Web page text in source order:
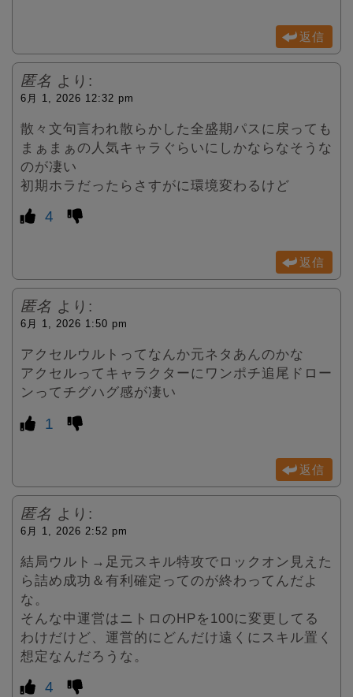
返信
匿名 より:
6月 1, 2026 12:32 pm
散々文句言われ散らかした全盛期パスに戻っても
まぁまぁの人気キャラぐらいにしかならなそうな
のが凄い
初期ホラだったらさすがに環境変わるけど
4
返信
匿名 より:
6月 1, 2026 1:50 pm
アクセルウルトってなんか元ネタあんのかな
アクセルってキャラクターにワンポチ追尾ドロー
ンってチグハグ感が凄い
1
返信
匿名 より:
6月 1, 2026 2:52 pm
結局ウルト→足元スキル特攻でロックオン見えた
ら詰め成功＆有利確定ってのが終わってんだよ
な。
そんな中運営はニトロのHPを100に変更してる
わけだけど、運営的にどんだけ遠くにスキル置く
想定なんだろうな。
4